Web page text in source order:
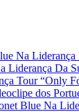
Na Liderança
Liderança Da
Tour “Only
dos
Blue Na